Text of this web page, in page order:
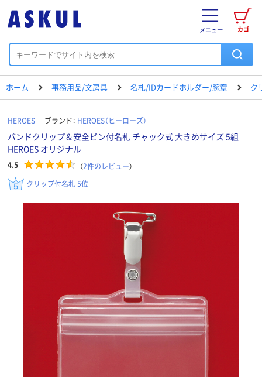
カゴ
メニュー
ホーム 事務用品/文房具 名札/IDカードホルダー/腕章 ク
HEROES ブランド： HEROES（ヒーローズ）
バンドクリップ＆安全ピン付名札 チャック式 大きめサイズ 5組
HEROES オリジナル
4.5 （2件のレビュー）
クリップ付名札 5位